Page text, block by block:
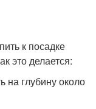
к посадке
это делается:
на глубину около